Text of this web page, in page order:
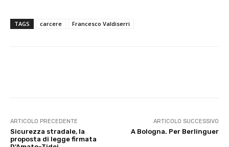
TAGS carcere Francesco Valdiserri
ARTICOLO PRECEDENTE
Sicurezza stradale, la
proposta di legge firmata
ARTICOLO SUCCESSIVO
A Bologna. Per Berlinguer